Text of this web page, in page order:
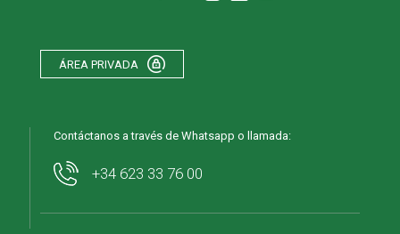
ÁREA PRIVADA
Contáctanos a través de Whatsapp o llamada:
+34 623 33 76 00